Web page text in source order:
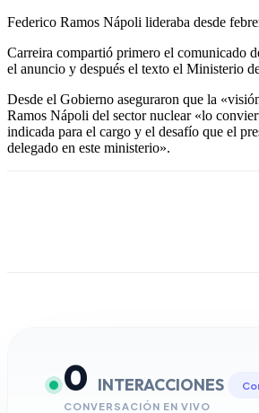
Federico Ramos Nápoli lideraba desde
Carreira compartió primero el comunicado
el anuncio y después el texto el Ministerio
Desde el Gobierno aseguraron que la
Ramos Nápoli del sector nuclear «lo
indicada para el cargo y el desafío que el
delegado en este ministerio».
0 INTERACCIONES
CONVERSACIÓN EN VIVO